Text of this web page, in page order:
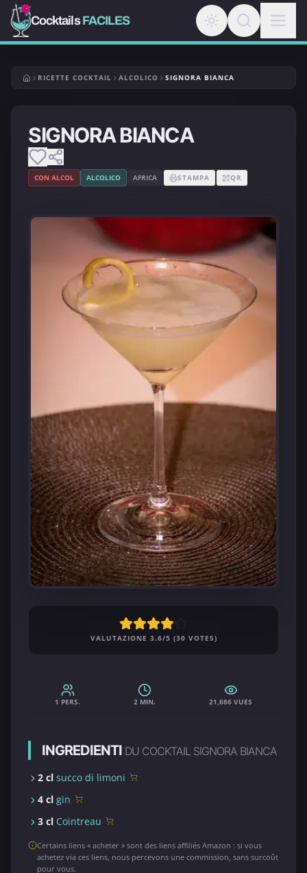
CocktailsFACILES
RICETTE COCKTAIL ALCOLICO SIGNORA BIANCA
SIGNORA BIANCA
CON ALCOL ALCOLICO AFRICA STAMPA QR
VALUTAZIONE 3.6/5 (30 VOTES)
1 PERS. 2 MIN. 21,686 VUES
INGREDIENTI DU COCKTAIL SIGNORA BIANCA
2 cl succo di limoni
4 cl gin
3 cl Cointreau
Certains liens « acheter » sont des liens affiliés Amazon : si vous
achetez via ces liens, nous percevons une commission, sans surcoût
pour vous.